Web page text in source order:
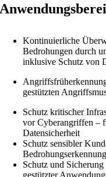
Kontinuierliche
Bedrohungen durch
inklusive Schutz von
gestützten
Schutz kritischer
vor Cyberangriffen –
Datensicherheit
Schutz sensibler
Schutz und
gestützter